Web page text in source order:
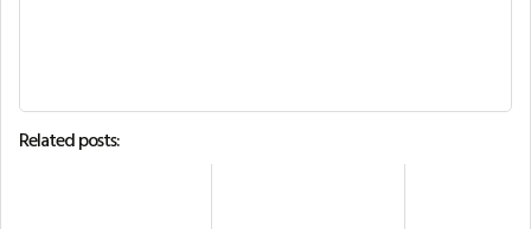
Related posts: